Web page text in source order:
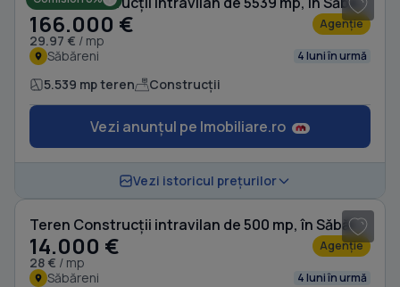
166.000 €
29.97 € / mp
Agenție
Săbăreni 4 luni în urmă
5.539 mp teren Construcții
Vezi anunțul pe Imobiliare.ro
Vezi istoricul prețurilor
Teren Construcții intravilan de 500 mp, în Săbăreni
14.000 €
28 € / mp
Agenție
Săbăreni 4 luni în urmă